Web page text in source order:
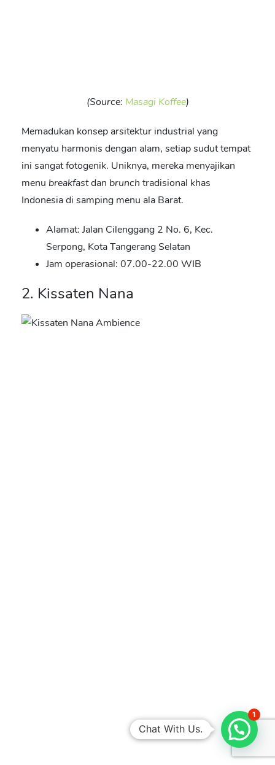
(Source: Masagi Koffee)
Memadukan konsep arsitektur industrial yang
menyatu harmonis dengan alam, setiap sudut tempat
ini sangat fotogenik. Uniknya, mereka menyajikan
menu breakfastdan brunch tradisional khas
Indonesia di samping menu ala Barat.
Alamat: Jalan Cilenggang 2 No. 6, Kec.
Serpong, Kota Tangerang Selatan
Jam operasional: 07.00-22.00 WIB
2. Kissaten Nana
Chat With Us.
1